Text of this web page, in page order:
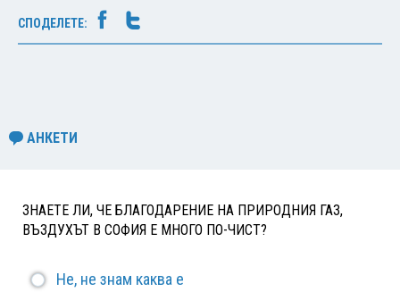
СПОДЕЛЕТЕ:
АНКЕТИ
ЗНАЕТЕ ЛИ, ЧЕ БЛАГОДАРЕНИЕ НА ПРИРОДНИЯ ГАЗ,
ВЪЗДУХЪТ В СОФИЯ Е МНОГО ПО-ЧИСТ?
Не, не знам каква е